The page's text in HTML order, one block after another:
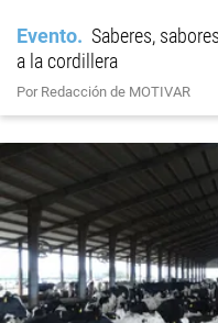
Evento
Saberes,
a la cordillera
Por Redacción de MOTIVAR